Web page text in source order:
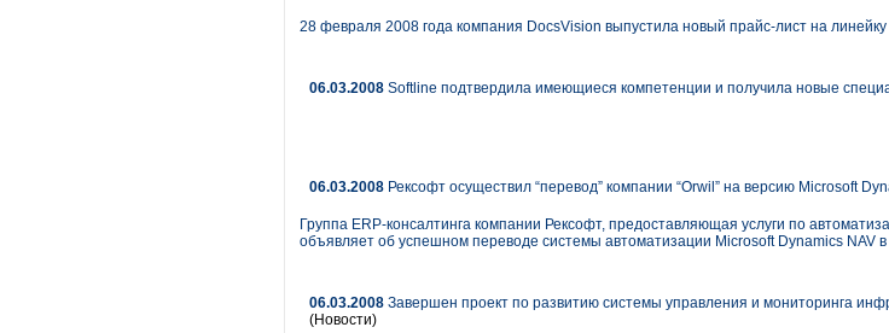
28 февраля 2008 года компания DocsVision выпустила новый прайс-лист на
06.03.2008 Softline подтвердила имеющиеся компетенции и получила новые
06.03.2008 Рексофт осуществил “перевод” компании “Orwil” на версию Microsoft
Группа ERP-консалтинга компании Рексофт, предоставляющая услуги по
объявляет об успешном переводе системы автоматизации Microsoft Dynamics NAV в
06.03.2008 Завершен проект по развитию системы управления и мониторинга
(Новости)